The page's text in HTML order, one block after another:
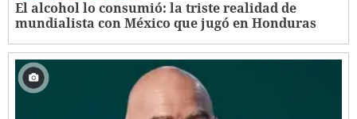
El alcohol lo consumió: la triste realidad de
mundialista con México que jugó en Honduras